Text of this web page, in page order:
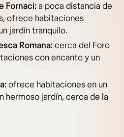
Fornaci:a poca distancia de
ofrece habitaciones
jardín tranquilo.
Romana:cerca del Foro
con encanto y un
ofrece habitaciones en un
hermoso jardín, cerca de la